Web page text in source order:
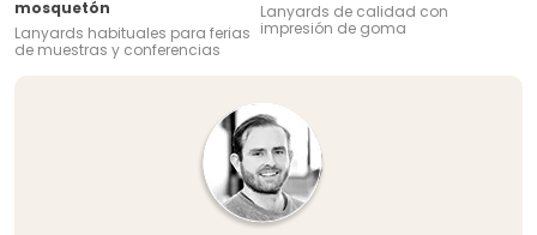
mosquetón
Lanyards habituales para ferias
de muestras y conferencias
Lanyards de calidad con
impresión de goma